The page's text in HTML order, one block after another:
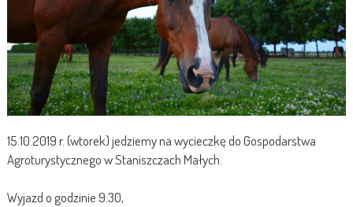
15.10.2019 r. (wtorek) jedziemy na wycieczkę do Gospodarstwa
Agroturystycznego w Staniszczach Małych.
Wyjazd o godzinie 9:30,